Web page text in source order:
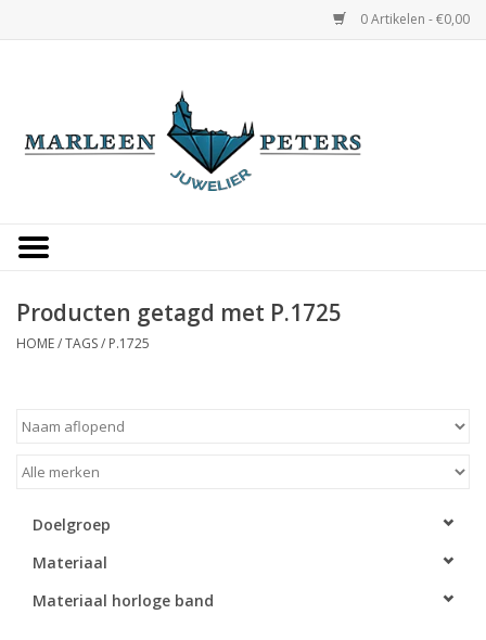
0 Artikelen - €0,00
Occasions
Overige
Merken
Cadeaukaarten
Producten getagd met P.1725
HOME/TAGS/ P.1725
Doelgroep
Materiaal
Materiaal horloge band